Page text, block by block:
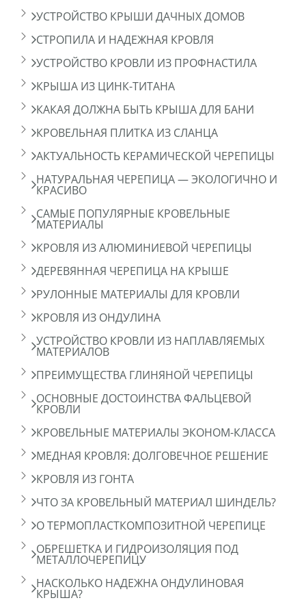
УСТРОЙСТВО КРЫШИ ДАЧНЫХ ДОМОВ
СТРОПИЛА И НАДЕЖНАЯ КРОВЛЯ
УСТРОЙСТВО КРОВЛИ ИЗ ПРОФНАСТИЛА
КРЫША ИЗ ЦИНК-ТИТАНА
КАКАЯ ДОЛЖНА БЫТЬ КРЫША ДЛЯ БАНИ
КРОВЕЛЬНАЯ ПЛИТКА ИЗ СЛАНЦА
АКТУАЛЬНОСТЬ КЕРАМИЧЕСКОЙ ЧЕРЕПИЦЫ
НАТУРАЛЬНАЯ ЧЕРЕПИЦА — ЭКОЛОГИЧНО И
КРАСИВО
САМЫЕ ПОПУЛЯРНЫЕ КРОВЕЛЬНЫЕ
МАТЕРИАЛЫ
КРОВЛЯ ИЗ АЛЮМИНИЕВОЙ ЧЕРЕПИЦЫ
ДЕРЕВЯННАЯ ЧЕРЕПИЦА НА КРЫШЕ
РУЛОННЫЕ МАТЕРИАЛЫ ДЛЯ КРОВЛИ
КРОВЛЯ ИЗ ОНДУЛИНА
УСТРОЙСТВО КРОВЛИ ИЗ НАПЛАВЛЯЕМЫХ
МАТЕРИАЛОВ
ПРЕИМУЩЕСТВА ГЛИНЯНОЙ ЧЕРЕПИЦЫ
ОСНОВНЫЕ ДОСТОИНСТВА ФАЛЬЦЕВОЙ
КРОВЛИ
КРОВЕЛЬНЫЕ МАТЕРИАЛЫ ЭКОНОМ-КЛАССА
МЕДНАЯ КРОВЛЯ: ДОЛГОВЕЧНОЕ РЕШЕНИЕ
КРОВЛЯ ИЗ ГОНТА
ЧТО ЗА КРОВЕЛЬНЫЙ МАТЕРИАЛ ШИНДЕЛЬ?
О ТЕРМОПЛАСТКОМПОЗИТНОЙ ЧЕРЕПИЦЕ
ОБРЕШЕТКА И ГИДРОИЗОЛЯЦИЯ ПОД
МЕТАЛЛОЧЕРЕПИЦУ
НАСКОЛЬКО НАДЕЖНА ОНДУЛИНОВАЯ
КРЫША?